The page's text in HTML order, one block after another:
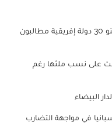
تأشيرة الدخول للولايات المتحدة: مواطنو 30 دولة إفريقية مطالبون
على نسب ملئها رغم
البيضاء
في مواجهة التضارب